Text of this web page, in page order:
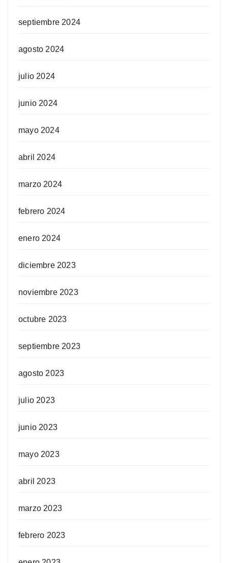
septiembre 2024
agosto 2024
julio 2024
junio 2024
mayo 2024
abril 2024
marzo 2024
febrero 2024
enero 2024
diciembre 2023
noviembre 2023
octubre 2023
septiembre 2023
agosto 2023
julio 2023
junio 2023
mayo 2023
abril 2023
marzo 2023
febrero 2023